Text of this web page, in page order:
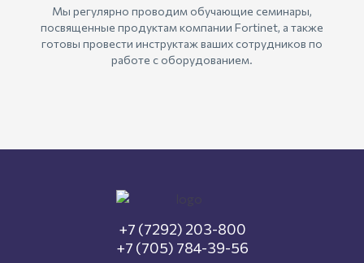
Мы регулярно проводим обучающие семинары,
посвященные продуктам компании Fortinet, а также
готовы провести инструктаж ваших сотрудников по
работе с оборудованием.
+7 (7292) 203-800
+7 (705) 784-39-56